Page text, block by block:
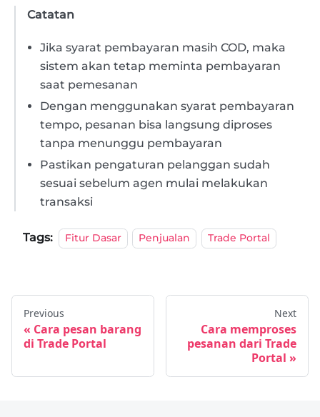
Catatan
Jika syarat pembayaran masih COD, maka
sistem akan tetap meminta pembayaran
saat pemesanan
Dengan menggunakan syarat pembayaran
tempo, pesanan bisa langsung diproses
tanpa menunggu pembayaran
Pastikan pengaturan pelanggan sudah
sesuai sebelum agen mulai melakukan
transaksi
Tags: Fitur Dasar Penjualan Trade Portal
Previous
Cara pesan barang
di Trade Portal
Next
Cara memproses
pesanan dari Trade
Portal